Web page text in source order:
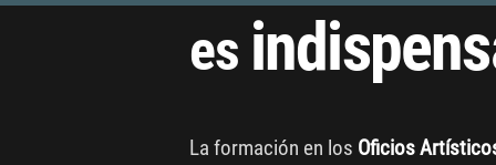
es
La formación en los Oficios